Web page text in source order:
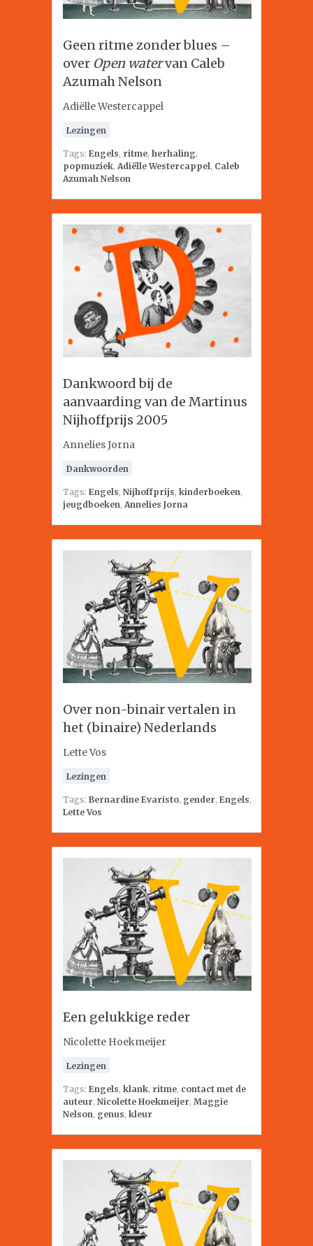
Geen ritme zonder blues –
over Open watervan Caleb
Azumah Nelson
Adiëlle Westercappel
Lezingen
Tags: Engels, ritme, herhaling,
popmuziek, Adiëlle Westercappel, Caleb
Azumah Nelson
Dankwoord bij de
aanvaarding van de Martinus
Nijhoffprijs 2005
Annelies Jorna
Dankwoorden
Tags: Engels, Nijhoffprijs, kinderboeken,
jeugdboeken, Annelies Jorna
Over non-binair vertalen in
het (binaire) Nederlands
Lette Vos
Lezingen
Tags: Bernardine Evaristo, gender, Engels,
Lette Vos
Een gelukkige reder
Nicolette Hoekmeijer
Lezingen
Tags: Engels, klank, ritme, contact met de
auteur, Nicolette Hoekmeijer, Maggie
Nelson, genus, kleur